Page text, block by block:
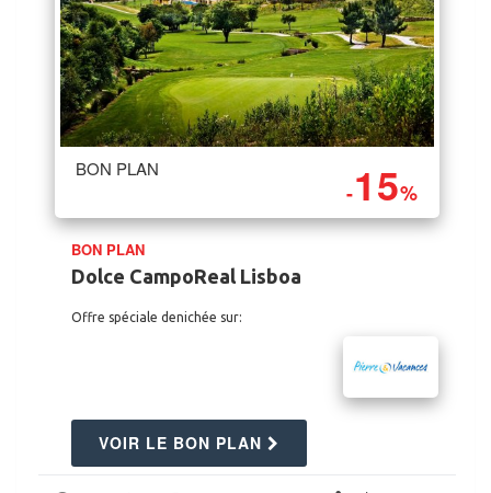
BON PLAN
-15%
BON PLAN
Dolce CampoReal Lisboa
Offre spéciale denichée sur:
VOIR LE BON PLAN